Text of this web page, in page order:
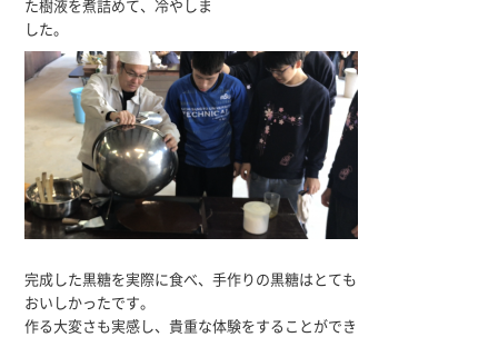
た樹液を煮詰めて、冷やしま
した。
完成した黒糖を実際に食べ、手作りの黒糖はとても
おいしかったです。
作る大変さも実感し、貴重な体験をすることができ